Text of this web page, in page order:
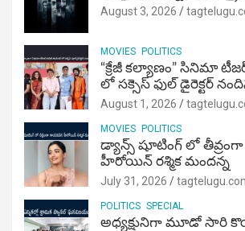
August 3, 2026
MOVIES POLITICS
“క్రేజీ కల్యాణం” సినిమా
లో సక్సెస్ ఫుల్ డైరెక్టర్
August 1, 2026
MOVIES POLITICS
డ్యాన్స్ షూటింగ్ లో
హీరోయిన్ రశ్మిక మందన్న
July 31, 2026
POLITICS SPECIAL
అధ్యక్షునిగా మూడో సారి